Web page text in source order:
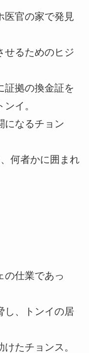
医官の家で発見
せるためのヒジ
証拠の換金証を
イ。
になるチョン
何者かに囲まれ
の仕業であっ
し、トンイの居
たチョンス。